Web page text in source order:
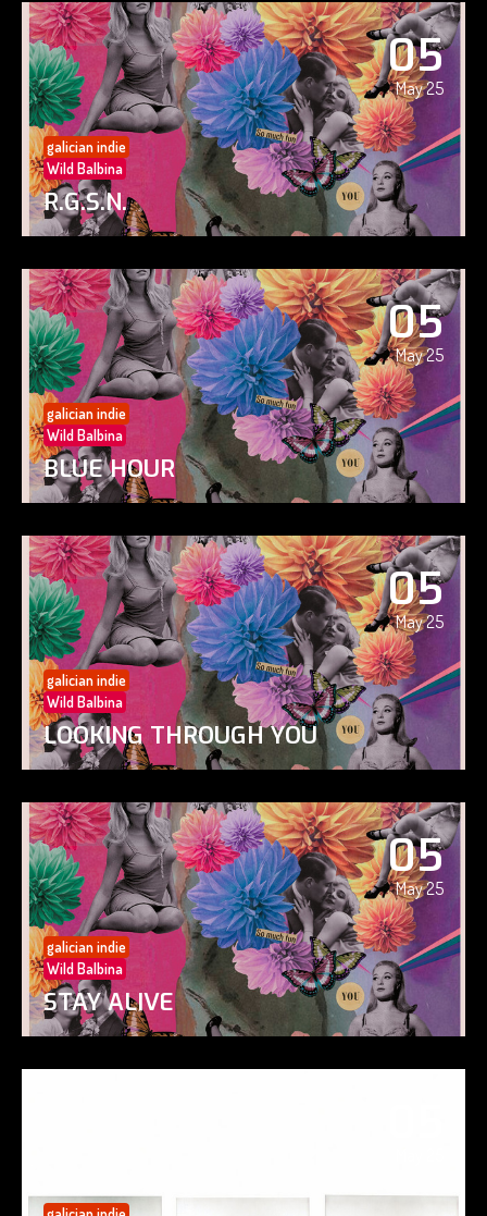
05
May 25
galician indie
Wild Balbina
R.G.S.N.
05
May 25
galician indie
Wild Balbina
BLUE HOUR
05
May 25
galician indie
Wild Balbina
LOOKING THROUGH YOU
05
May 25
galician indie
Wild Balbina
STAY ALIVE